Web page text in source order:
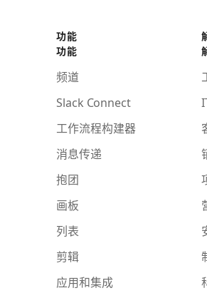
功能
功能
频道
Slack Connect
工作流程构建器
消息传递
抱团
画板
列表
剪辑
应用和集成